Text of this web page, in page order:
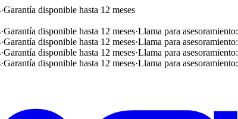
·Garantía disponible hasta 12 meses
·Garantía disponible hasta 12 meses·Llama para asesoramiento:
·Garantía disponible hasta 12 meses·Llama para asesoramiento:
·Garantía disponible hasta 12 meses·Llama para asesoramiento:
·Garantía disponible hasta 12 meses·Llama para asesoramiento: